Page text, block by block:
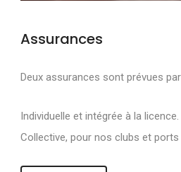
SONT
:
Assurances
Deux assurances sont prévues
Individuelle et intégrée à la licence.
Collective, pour nos clubs et ports